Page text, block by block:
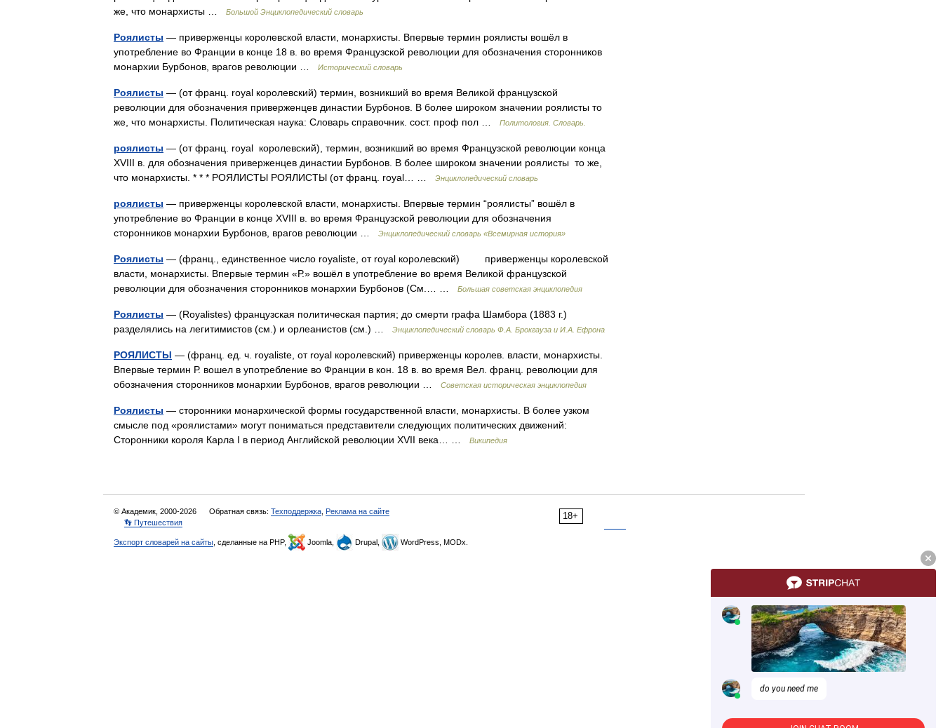
же, что монархисты …
Большой Энциклопедический словарь
Роялисты — приверженцы королевской власти, монархисты. Впервые термин роялисты вошёл в
употребление во Франции в конце 18 в. во время Французской революции для обозначения сторонников
монархии Бурбонов, врагов революции …
Исторический словарь
Роялисты — (от франц. royal королевский) термин, возникший во время Великой французской
революции для обозначения приверженцев династии Бурбонов. В более широком значении роялисты то
же, что монархисты. Политическая наука: Словарь справочник. сост. проф пол …
Политология. Словарь.
роялисты — (от франц. royal королевский), термин, возникший во время Французской революции конца
XVIII в. для обозначения приверженцев династии Бурбонов. В более широком значении роялисты то же,
что монархисты. * * * РОЯЛИСТЫ РОЯЛИСТЫ (от франц. royal… …
Энциклопедический словарь
роялисты — приверженцы королевской власти, монархисты. Впервые термин “роялисты” вошёл в
употребление во Франции в конце XVIII в. во время Французской революции для обозначения
сторонников монархии Бурбонов, врагов революции …
Энциклопедический словарь «Всемирная история»
Роялисты — (франц., единственное число royaliste, от royal королевский) приверженцы королевской
власти, монархисты. Впервые термин «Р.» вошёл в употребление во время Великой французской
революции для обозначения сторонников монархии Бурбонов (См.… …
Большая советская энциклопедия
Роялисты — (Royalistes) французская политическая партия; до смерти графа Шамбора (1883 г.)
разделялись на легитимистов (см.) и орлеанистов (см.) …
Энциклопедический словарь Ф.А. Брокгауза и И.А. Ефрона
РОЯЛИСТЫ — (франц. ед. ч. royaliste, от royal королевский) приверженцы королев. власти, монархисты.
Впервые термин Р. вошел в употребление во Франции в кон. 18 в. во время Вел. франц. революции для
обозначения сторонников монархии Бурбонов, врагов революции …
Советская историческая энциклопедия
Роялисты — сторонники монархической формы государственной власти, монархисты. В более узком
смысле под «роялистами» могут пониматься представители следующих политических движений:
Сторонники короля Карла I в период Английской революции XVII века… …
Википедия
18+
© Академик, 2000-2026 Обратная связь: Техподдержка Реклама на сайте
👣 Путешествия
Экспорт словарей на сайты , сделанные на PHP, Joomla, Drupal, WordPress, MODx.